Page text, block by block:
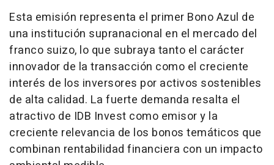
Esta emisión representa el primer Bono Azul de
una institución supranacional en el mercado del
franco suizo, lo que subraya tanto el carácter
innovador de la transacción como el creciente
interés de los inversores por activos sostenibles
de alta calidad. La fuerte demanda resalta el
atractivo de IDB Invest como emisor y la
creciente relevancia de los bonos temáticos que
combinan rentabilidad financiera con un impacto